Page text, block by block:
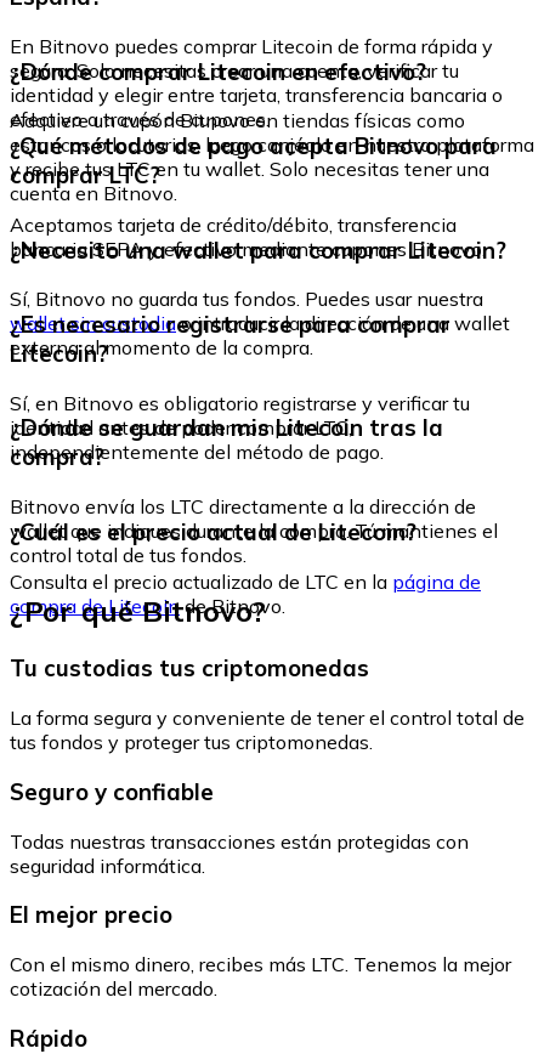
En Bitnovo puedes comprar Litecoin de forma rápida y
segura. Solo necesitas crear una cuenta, verificar tu
identidad y elegir entre tarjeta, transferencia bancaria o
efectivo a través de cupones.
¿Dónde comprar Litecoin en efectivo?
Adquiere un cupón Bitnovo en tiendas físicas como
estancos o locutorios, luego canjéalo en nuestra plataforma
y recibe tus LTC en tu wallet. Solo necesitas tener una
cuenta en Bitnovo.
¿Qué métodos de pago acepta Bitnovo para
comprar LTC?
Aceptamos tarjeta de crédito/débito, transferencia
bancaria SEPA y efectivo mediante cupones Bitnovo.
¿Necesito una wallet para comprar Litecoin?
Sí, Bitnovo no guarda tus fondos. Puedes usar nuestra
wallet sin custodiao introducir la dirección de una wallet
externa al momento de la compra.
¿Es necesario registrarse para comprar
Litecoin?
Sí, en Bitnovo es obligatorio registrarse y verificar tu
identidad antes de poder comprar LTC,
independientemente del método de pago.
¿Dónde se guardan mis Litecoin tras la
compra?
Bitnovo envía los LTC directamente a la dirección de
wallet que indiques durante la compra. Tú mantienes el
control total de tus fondos.
¿Cuál es el precio actual de Litecoin?
Consulta el precio actualizado de LTC en la página de
compra de Litecoinde Bitnovo.
¿Por qué Bitnovo?
Tu custodias tus criptomonedas
La forma segura y conveniente de tener el control total de
tus fondos y proteger tus criptomonedas.
Seguro y confiable
Todas nuestras transacciones están protegidas con
seguridad informática.
El mejor precio
Con el mismo dinero, recibes más LTC. Tenemos la mejor
cotización del mercado.
Rápido